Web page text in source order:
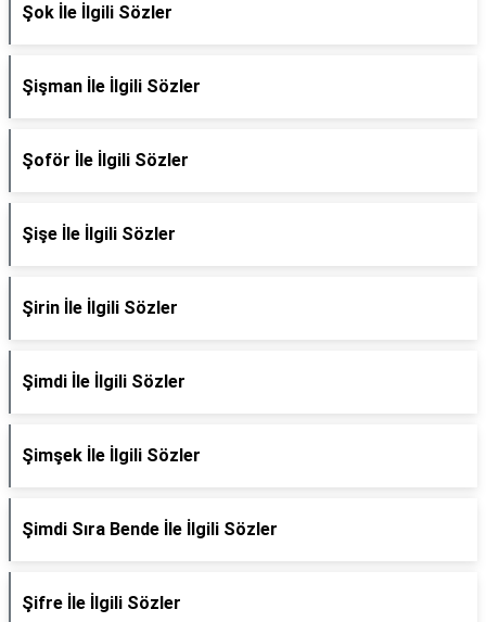
Şok İle İlgili Sözler
Şişman İle İlgili Sözler
Şoför İle İlgili Sözler
Şişe İle İlgili Sözler
Şirin İle İlgili Sözler
Şimdi İle İlgili Sözler
Şimşek İle İlgili Sözler
Şimdi Sıra Bende İle İlgili Sözler
Şifre İle İlgili Sözler